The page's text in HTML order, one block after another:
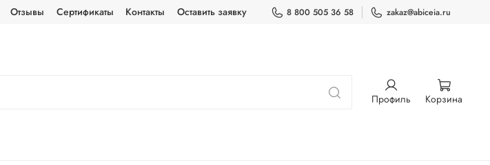
Отзывы Сертификаты Контакты Оставить заявку 8 800 505 36 58 zakaz@abiceia.ru
Профиль Корзина